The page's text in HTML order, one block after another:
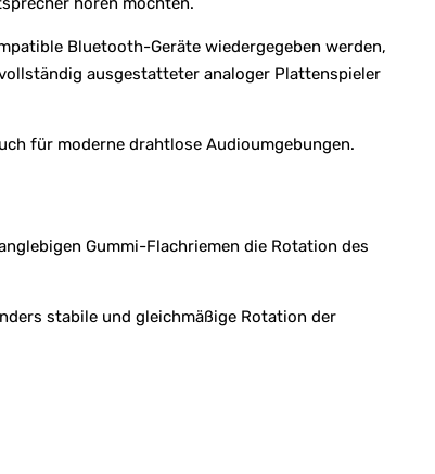
Bluetooth-Geräte wiedergegeben werden,
ausgestatteter analoger Plattenspieler
für moderne drahtlose Audioumgebungen.
Gummi-Flachriemen die Rotation des
stabile und gleichmäßige Rotation der